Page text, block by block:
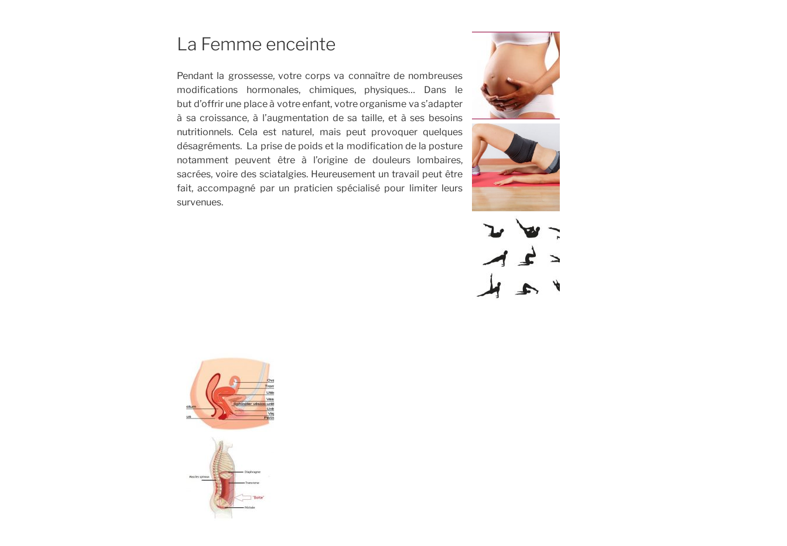
La Femme enceinte
Pendant la grossesse, votre corps va connaître de nombreuses
modifications hormonales, chimiques, physiques… Dans le
but d’offrir une place à votre enfant, votre organisme va s’adapter
à sa croissance, à l’augmentation de sa taille, et à ses besoins
nutritionnels. Cela est naturel, mais peut provoquer quelques
désagréments. La prise de poids et la modification de la posture
notamment peuvent être à l’origine de douleurs lombaires,
sacrées, voire des sciatalgies. Heureusement un travail peut être
fait, accompagné par un praticien spécialisé pour limiter leurs
survenues.